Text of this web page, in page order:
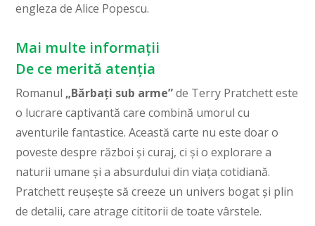
engleza de Alice Popescu.
Mai multe informații
De ce merită atenția
Romanul „Bărbați sub arme”de Terry Pratchett este
o lucrare captivantă care combină umorul cu
aventurile fantastice. Această carte nu este doar o
poveste despre război și curaj, ci și o explorare a
naturii umane și a absurdului din viața cotidiană.
Pratchett reușește să creeze un univers bogat și plin
de detalii, care atrage cititorii de toate vârstele.